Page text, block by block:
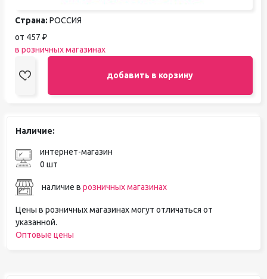
Страна: РОССИЯ
от 457 ₽
в розничных магазинах
добавить в корзину
Наличие:
интернет-магазин
0 шт
наличие в розничных магазинах
Цены в розничных магазинах могут отличаться от
указанной.
Оптовые цены